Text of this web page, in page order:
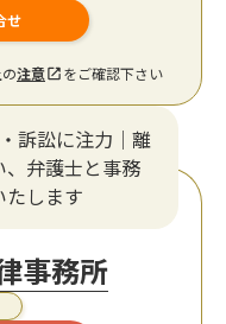
せ
注意 をご確認下さい
・訴訟に注力│離
弁護士と事務
たします
事務所